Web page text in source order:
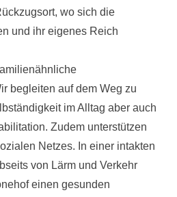
wo sich die
und ihr eigenes Reich
begleiten auf dem Weg zu
im Alltag aber auch
Zudem unterstützen
Netzes. In einer intakten
von Lärm und Verkehr
einen gesunden